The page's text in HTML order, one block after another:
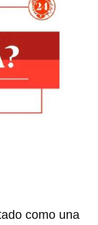
como una